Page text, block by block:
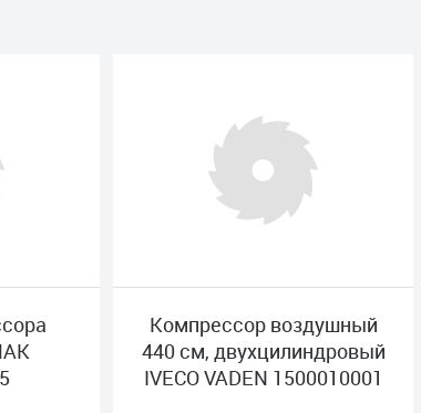
Компрессор воздушный
440 см, двухцилиндровый
IVECO VADEN 1500010001